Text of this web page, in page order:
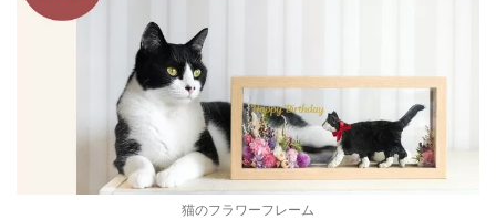
猫のフラワーフレーム